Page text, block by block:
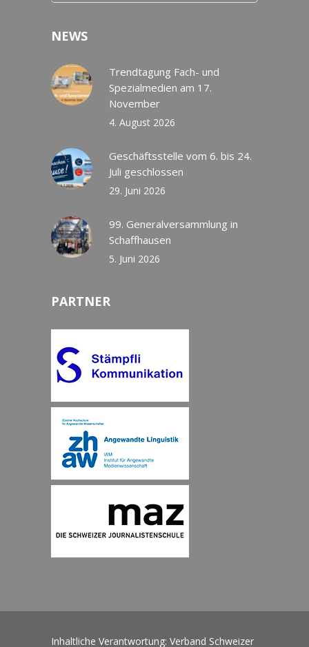
NEWS
Trendtagung Fach- und
Spezialmedien am 17.
November
4. August 2026
Geschäftsstelle vom 6. bis 24.
Juli geschlossen
29. Juni 2026
99. Generalversammlung in
Schaffhausen
5. Juni 2026
PARTNER
Inhaltliche Verantwortung: Verband Schweizer